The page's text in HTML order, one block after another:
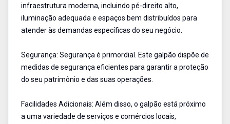
infraestrutura moderna, incluindo pé-direito alto,
iluminação adequada e espaços bem distribuídos para
atender às demandas específicas do seu negócio.
Segurança: Segurança é primordial. Este galpão dispõe de
medidas de segurança eficientes para garantir a proteção
do seu patrimônio e das suas operações.
Facilidades Adicionais: Além disso, o galpão está próximo
a uma variedade de serviços e comércios locais,